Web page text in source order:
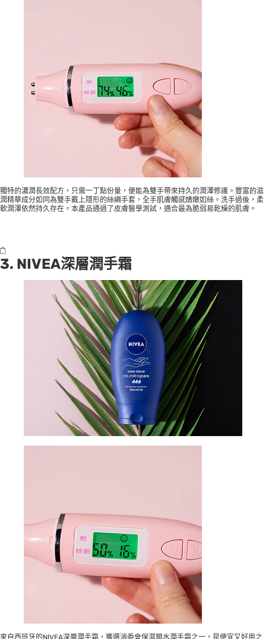
獨特的濃潤長效配方，只需一丁點份量，便能為雙手帶來持久的潤澤修護。豐富的滋
潤精華成分如同為雙手戴上隱形的絲綢手套，全手肌膚觸感嬌嫩如絲。洗手過後，柔
軟潤澤依然持久存在。本產品通過了皮膚醫學測試，適合最為脆弱易乾燥的肌膚。
3. NIVEA深層潤手霜
來自西班牙的NIVEA深層潤手霜，獲選消委會保濕鎖水潤手霜之一，是便宜又好用之